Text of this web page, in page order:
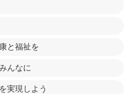
と福祉を
んなに
実現しよう